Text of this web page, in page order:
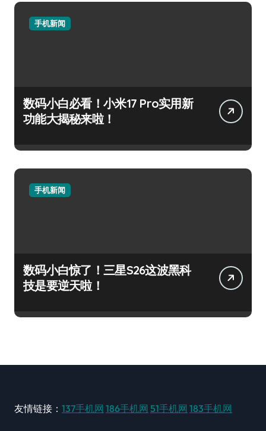
手机新闻
数码小白必看！小米17 Pro实用新
功能大揭秘来啦！
手机新闻
数码小白惊了！三星S26这波黑科
技是要逆天啦！
友情链接： 137手机网 186手机网 51手机网 183手机网